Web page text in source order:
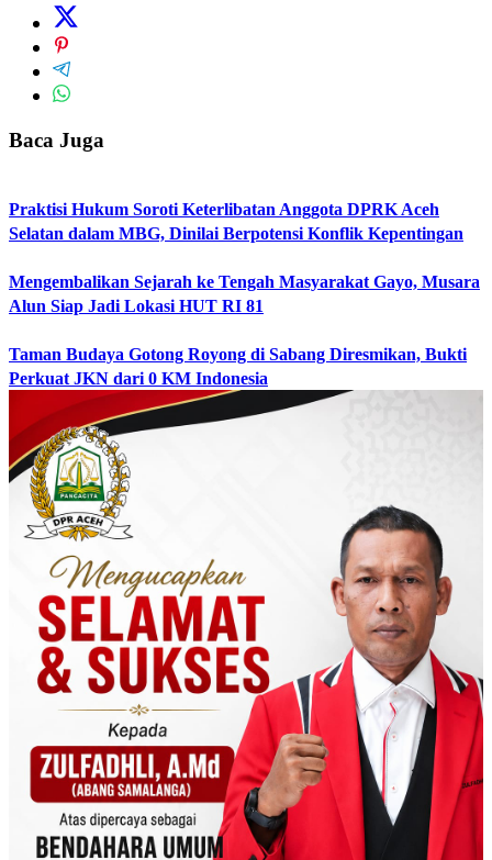
Baca Juga
Praktisi Hukum Soroti Keterlibatan Anggota DPRK Aceh
Selatan dalam MBG, Dinilai Berpotensi Konflik Kepentingan
Mengembalikan Sejarah ke Tengah Masyarakat Gayo, Musara
Alun Siap Jadi Lokasi HUT RI 81
Taman Budaya Gotong Royong di Sabang Diresmikan, Bukti
Perkuat JKN dari 0 KM Indonesia